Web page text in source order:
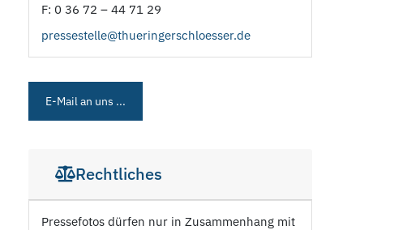
F: 0 36 72 – 44 71 29
pressestelle@thueringerschloesser.de
E-Mail an uns ...
Rechtliches
Pressefotos dürfen nur in Zusammenhang mit